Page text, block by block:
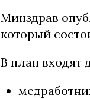
Минздрав
который
В план входят